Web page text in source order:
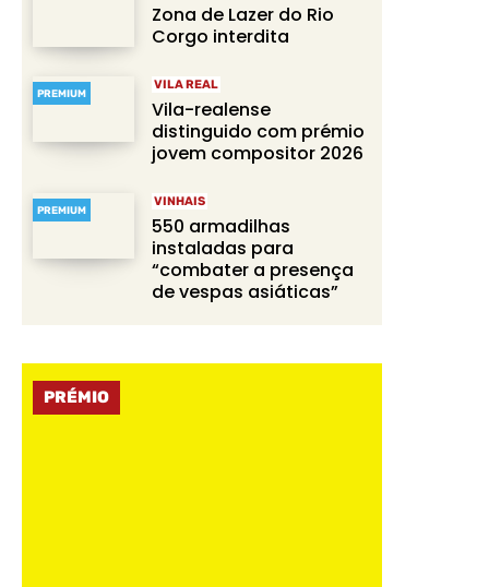
Zona de Lazer do Rio
Corgo interdita
PREMIUM
VILA REAL
Vila-realense
distinguido com prémio
jovem compositor 2026
PREMIUM
VINHAIS
550 armadilhas
instaladas para
“combater a presença
de vespas asiáticas”
PRÉMIO